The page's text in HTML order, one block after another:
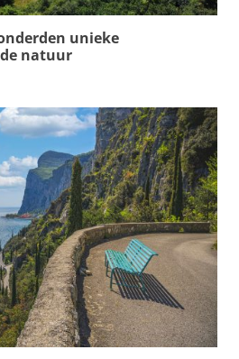
unieke
natuur